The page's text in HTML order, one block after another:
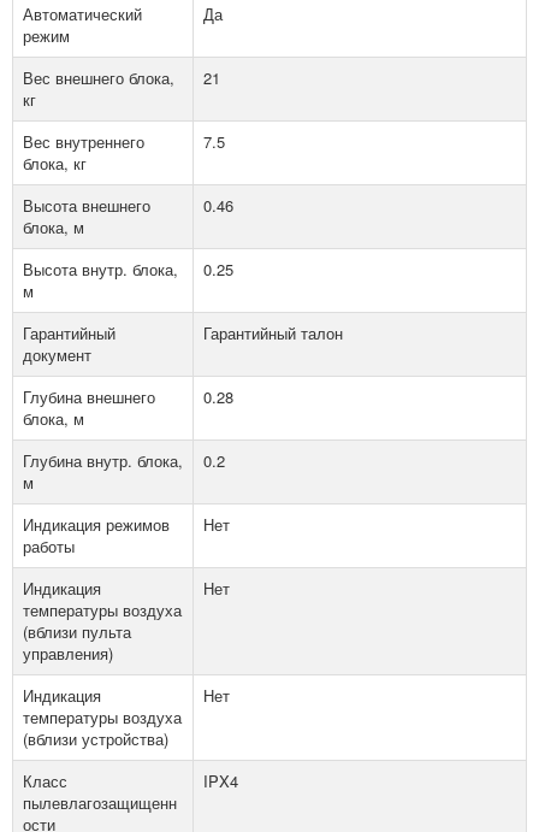
Автоматический
режим
Да
Вес внешнего блока,
кг
21
Вес внутреннего
блока, кг
7.5
Высота внешнего
блока, м
0.46
Высота внутр. блока,
м
0.25
Гарантийный
документ
Гарантийный талон
Глубина внешнего
блока, м
0.28
Глубина внутр. блока,
м
0.2
Индикация режимов
работы
Нет
Индикация
температуры воздуха
(вблизи пульта
управления)
Нет
Индикация
температуры воздуха
(вблизи устройства)
Нет
Класс
пылевлагозащищенн
ости
IPX4